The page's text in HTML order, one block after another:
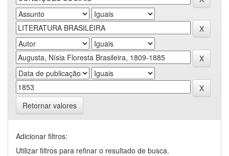
Retornar valores
Adicionar filtros:
Utilizar filtros para refinar o resultado de busca.